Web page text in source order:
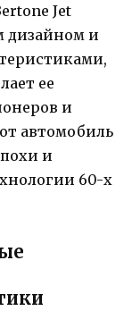
Jet
дизайном и
ее
и
автомобиль
и
60-х